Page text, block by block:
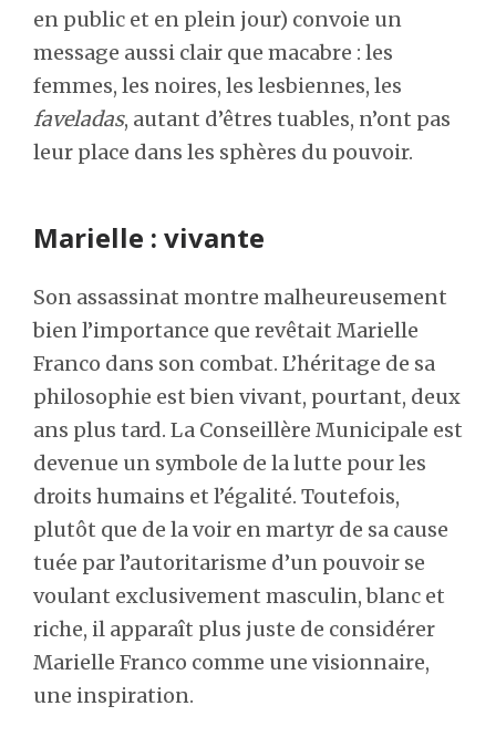
en public et en plein jour) convoie un
message aussi clair que macabre : les
femmes, les noires, les lesbiennes, les
faveladas, autant d’êtres tuables, n’ont pas
leur place dans les sphères du pouvoir.
Marielle : vivante
Son assassinat montre malheureusement
bien l’importance que revêtait Marielle
Franco dans son combat. L’héritage de sa
philosophie est bien vivant, pourtant, deux
ans plus tard. La Conseillère Municipale est
devenue un symbole de la lutte pour les
droits humains et l’égalité. Toutefois,
plutôt que de la voir en martyr de sa cause
tuée par l’autoritarisme d’un pouvoir se
voulant exclusivement masculin, blanc et
riche, il apparaît plus juste de considérer
Marielle Franco comme une visionnaire,
une inspiration.